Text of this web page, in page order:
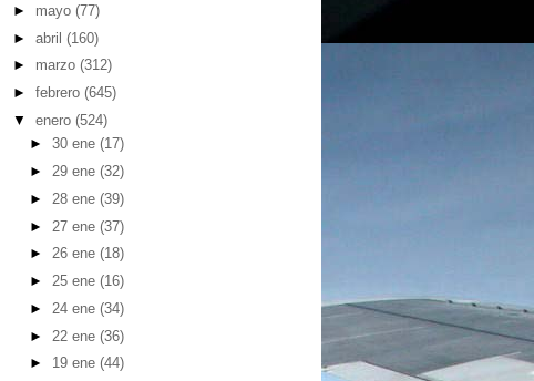
► mayo (77)
► abril (160)
► marzo (312)
► febrero (645)
▼ enero (524)
►30 ene(17)
►29 ene(32)
► 28 ene(39)
► 27 ene(37)
►26 ene(18)
►25 ene(16)
► 24 ene(34)
► 22 ene(36)
► 19 ene(44)